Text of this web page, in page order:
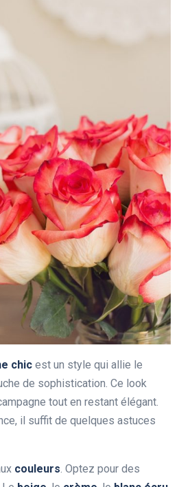
chic est un style qui allie le
de sophistication. Ce look
tout en restant élégant.
il suffit de quelques astuces
couleurs. Optez pour des